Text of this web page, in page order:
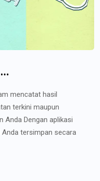
mencatat hasil
terkini maupun
Anda Dengan aplikasi
tersimpan secara